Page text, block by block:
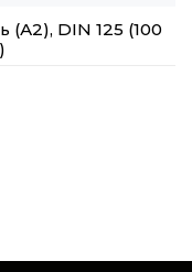
DIN 125 (100